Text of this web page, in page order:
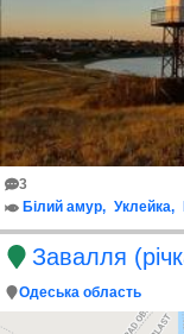
3
Білий амур
Уклейка
Завалля
Одеська область